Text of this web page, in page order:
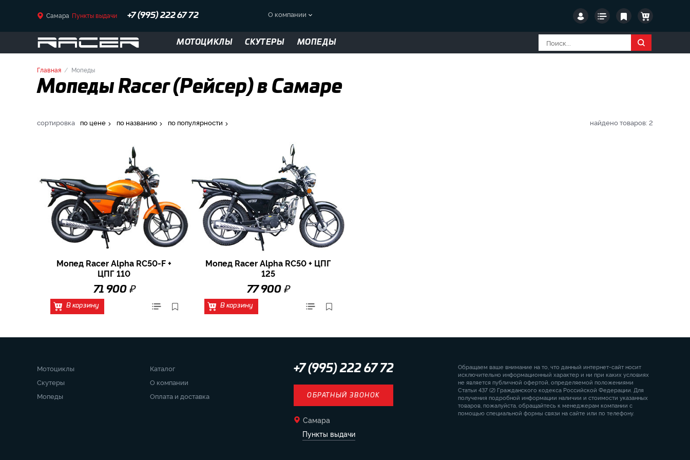
Самара Пункты выдачи +7 (995) 222 67 72 О компании
МОТОЦИКЛЫ СКУТЕРЫ МОПЕДЫ
Главная Мопеды
Мопеды Racer (Рейсер) в Самаре
сортировка по цене по названию по популярности найдено товаров: 2
Мопед Racer Alpha RC50-F +
ЦПГ 110
71 900 ₽
В корзину
Мопед Racer Alpha RC50 + ЦПГ
125
77 900 ₽
В корзину
Мотоциклы
Скутеры
Мопеды
Каталог
О компании
Оплата и доставка
+7 (995) 222 67 72
ОБРАТНЫЙ ЗВОНОК
Самара
Пункты выдачи
Обращаем ваше внимание на то, что данный интернет-сайт носит
исключительно информационный характер и ни при каких условиях
не является публичной офертой, определяемой положениями
Статьи 437 (2) Гражданского кодекса Российской Федерации. Для
получения подробной информации наличии и стоимости указанных
товаров, пожалуйста, обращайтесь к менеджерам компании с
помощью специальной формы связи на сайте или по телефону.